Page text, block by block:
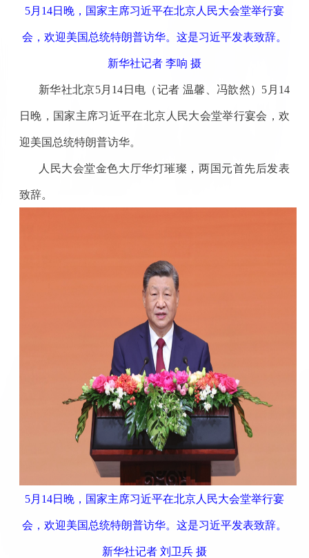
5月14日晚，国家主席习近平在北京人民大会堂举行宴
会，欢迎美国总统特朗普访华。这是习近平发表致辞。
新华社记者 李响 摄
新华社北京5月14日电（记者 温馨、冯歆然）5月14
日晚，国家主席习近平在北京人民大会堂举行宴会，欢
迎美国总统特朗普访华。
人民大会堂金色大厅华灯璀璨，两国元首先后发表
致辞。
5月14日晚，国家主席习近平在北京人民大会堂举行宴
会，欢迎美国总统特朗普访华。这是习近平发表致辞。
新华社记者 刘卫兵 摄